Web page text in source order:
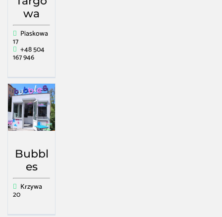
wa
Piaskowa
17
+48 504
167 946
Bubbl
es
Krzywa
20